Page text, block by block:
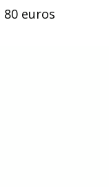
euros